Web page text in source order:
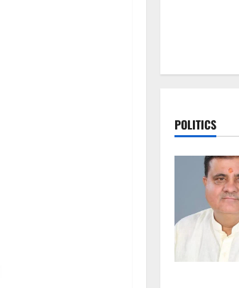
POLITICS